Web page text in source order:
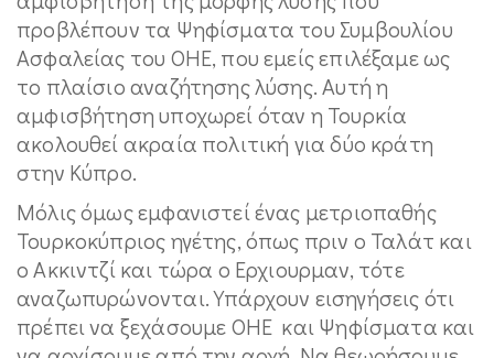
προβλέπουν τα Ψηφίσματα του Συμβουλίου
Ασφαλείας του ΟΗΕ, που εμείς επιλέξαμε ως
το πλαίσιο αναζήτησης λύσης. Αυτή η
αμφισβήτηση υποχωρεί όταν η Τουρκία
ακολουθεί ακραία πολιτική για δύο κράτη
στην Κύπρο.
Μόλις όμως εμφανιστεί ένας μετριοπαθής
Τουρκοκύπριος ηγέτης, όπως πριν ο Ταλάτ και
ο Ακκιντζί και τώρα ο Ερχιουρμαν, τότε
αναζωπυρώνονται. Υπάρχουν εισηγήσεις ότι
πρέπει να ξεχάσουμε ΟΗΕ και Ψηφίσματα και